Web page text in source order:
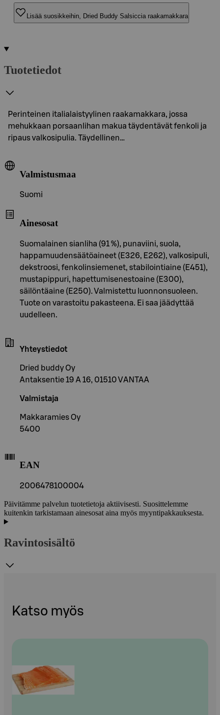
Lisää suosikkeihin, Dried Buddy Salsiccia raakamakkara
Tuotetiedot
Perinteinen italialaistyylinen raakamakkara, jossa
mehukkaan porsaanlihan makua täydentävät fenkoli ja
ripaus valkosipulia. Täydellinen…
Valmistusmaa
Suomi
Ainesosat
Suomalainen sianliha (91 %), punaviini, suola,
happamuudensäätöaineet (E326, E262), valkosipuli,
dekstroosi, fenkolinsiemenet, stabilointiaine (E451),
mustapippuri, hapettumisenestoaine (E300),
säilöntäaine (E250). Valmistettu luonnonsuoleen.
Tuote on varastoitu pakasteena. Ei saa jäädyttää
uudelleen.
Yhteystiedot
Dried buddy Oy
Antaksentie 19 A 16, 01510 VANTAA
Valmistaja
Makkaramies Oy
5400
EAN
2006478100004
Päivitämme palvelun tuotetietoja aktiivisesti. Suosittelemme
kuitenkin tarkistamaan ainesosat aina myös myyntipakkauksesta.
Ravintosisältö
Katso myös